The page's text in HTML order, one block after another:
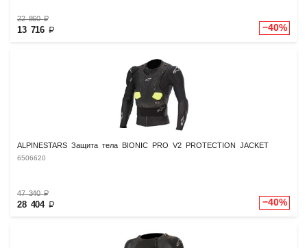
22 860₽
13 716 ₽ −40%
ALPINESTARS Защита тела BIONIC PRO V2 PROTECTION JACKET
6506620
47 340₽
28 404 ₽ −40%